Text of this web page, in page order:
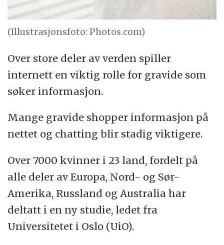
(Illustrasjonsfoto: Photos.com)
Over store deler av verden spiller
internett en viktig rolle for gravide som
søker informasjon.
Mange gravide shopper informasjon på
nettet og chatting blir stadig viktigere.
Over 7000 kvinner i 23 land, fordelt på
alle deler av Europa, Nord- og Sør-
Amerika, Russland og Australia har
deltatt i en ny studie, ledet fra
Universitetet i Oslo (UiO).